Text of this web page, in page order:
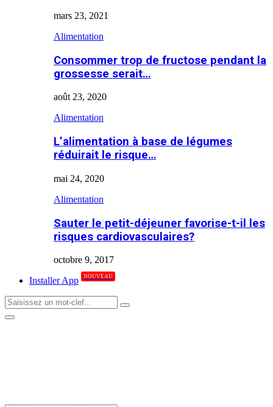
mars 23, 2021
Alimentation
Consommer trop de fructose pendant la
grossesse serait…
août 23, 2020
Alimentation
L’alimentation à base de légumes
réduirait le risque…
mai 24, 2020
Alimentation
Sauter le petit-déjeuner favorise-t-il les
risques cardiovasculaires?
octobre 9, 2017
Installer App
NOUVEAU
Search
for:
Search
Primary